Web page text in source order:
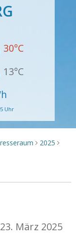
30°C
13°C
Uhr
> 2025 >
März 2025